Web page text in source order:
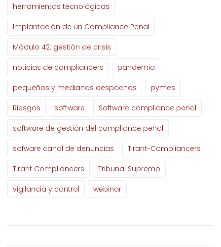
herramientas tecnológicas
Implantación de un Compliance Penal
Módulo 42: gestión de crisis
noticias de compliancers pandemia
pequeños y medianos despachos pymes
Riesgos software Software compliance penal
software de gestión del compliance penal
sofware canal de denuncias Tirant-Compliancers
Tirant Compliancers Tribunal Supremo
vigilancia y control webinar